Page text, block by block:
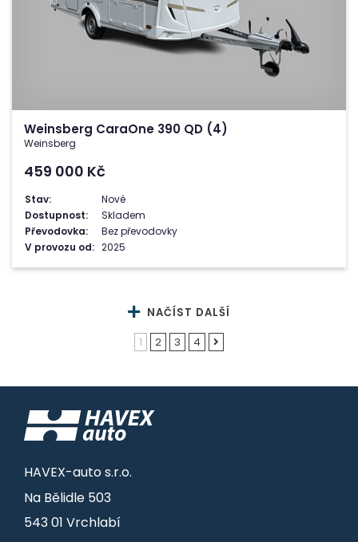
Weinsberg CaraOne 390 QD (4)
Weinsberg
459 000 Kč
Stav:
Nové
Dostupnost:
Skladem
Převodovka:
Bez převodovky
V provozu od: 2025
NAČÍST DALŠÍ
1
2 3 4
HAVEX-auto s.r.o.
Na Bělidle 503
543 01 Vrchlabí